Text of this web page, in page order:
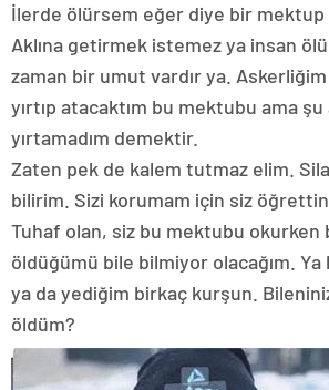
İlerde ölürsem eğer diye bir mektup
Aklına getirmek istemez ya insan
zaman bir umut vardır ya.
yırtıp atacaktım bu mektubu ama
yırtamadım demektir.
Zaten pek de kalem tutmaz elim.
bilirim. Sizi korumam için siz
Tuhaf olan, siz bu mektubu okurken
öldüğümü bile bilmiyor olacağım. Ya
ya da yediğim birkaç kurşun.
öldüm?